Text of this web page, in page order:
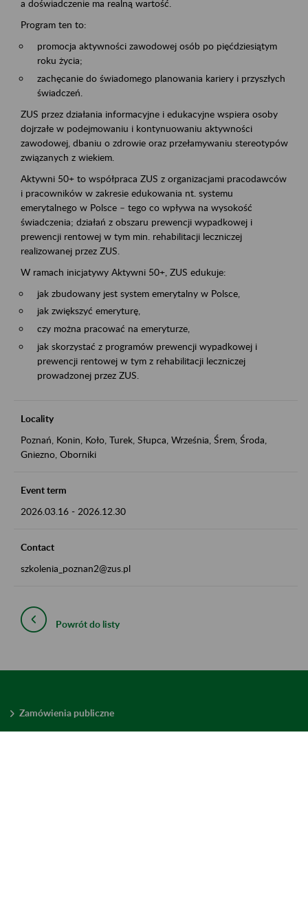
a doświadczenie ma realną wartość.
Program ten to:
promocja aktywności zawodowej osób po pięćdziesiątym
roku życia;
zachęcanie do świadomego planowania kariery i przyszłych
świadczeń.
ZUS przez działania informacyjne i edukacyjne wspiera osoby
dojrzałe w podejmowaniu i kontynuowaniu aktywności
zawodowej, dbaniu o zdrowie oraz przełamywaniu stereotypów
związanych z wiekiem.
Aktywni 50+ to współpraca ZUS z organizacjami pracodawców
i pracowników w zakresie edukowania nt. systemu
emerytalnego w Polsce – tego co wpływa na wysokość
świadczenia; działań z obszaru prewencji wypadkowej i
prewencji rentowej w tym min. rehabilitacji leczniczej
realizowanej przez ZUS.
W ramach inicjatywy Aktywni 50+, ZUS edukuje:
jak zbudowany jest system emerytalny w Polsce,
jak zwiększyć emeryturę,
czy można pracować na emeryturze,
jak skorzystać z programów prewencji wypadkowej i
prewencji rentowej w tym z rehabilitacji leczniczej
prowadzonej przez ZUS.
Locality
Poznań, Konin, Koło, Turek, Słupca, Września, Śrem, Środa,
Gniezno, Oborniki
Event term
2026.03.16 - 2026.12.30
Contact
szkolenia_poznan2@zus.pl
Powrót do listy
Zamówienia publiczne